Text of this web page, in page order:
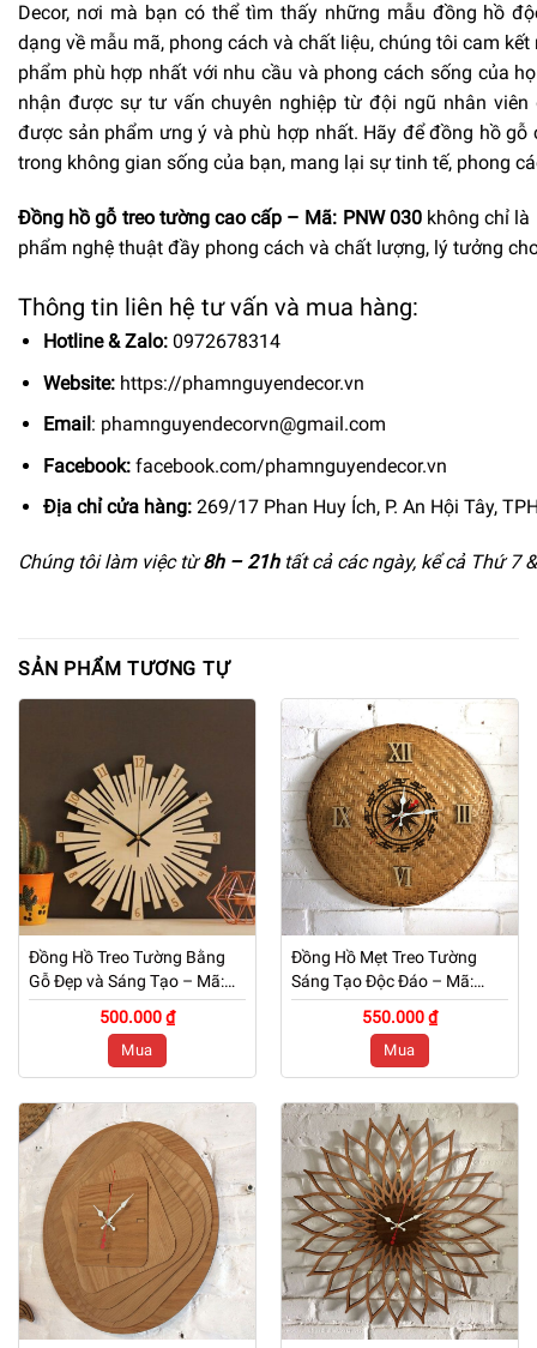
Decor, nơi mà bạn có thể tìm thấy những mẫu đồng hồ
dạng về mẫu mã, phong cách và chất liệu, chúng tôi cam
phẩm phù hợp nhất với nhu cầu và phong cách sống của
nhận được sự tư vấn chuyên nghiệp từ đội ngũ nhân
được sản phẩm ưng ý và phù hợp nhất. Hãy để đồng hồ gỗ
trong không gian sống của bạn, mang lại sự tinh tế, phong
Đồng hồ gỗ treo tường cao cấp – Mã: PNW 030không chỉ là
phẩm nghệ thuật đầy phong cách và chất lượng, lý tưởng
Thông tin liên hệ tư vấn và mua hàng:
Hotline & Zalo: 0972678314
Website: https://phamnguyendecor.vn
Email : phamnguyendecorvn@gmail.com
Facebook: facebook.com/phamnguyendecor.vn
Địa chỉ cửa hàng: 269/17 Phan Huy Ích, P. An Hội Tây,
Chúng tôi làm việc từ8h – 21h tất cả các ngày, kể cả Thứ 7
SẢN PHẨM TƯƠNG TỰ
Đồng Hồ Treo Tường Bằng
Gỗ Đẹp và Sáng Tạo – Mã:
PNW 051
500.000 ₫
Mua
Đồng Hồ Mẹt Treo Tường
Sáng Tạo Độc Đáo – Mã:
PNW 050
550.000 ₫
Mua